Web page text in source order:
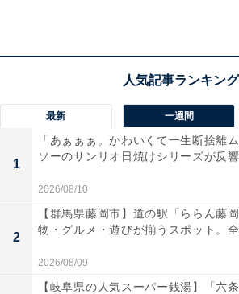
日立のトースターレンジ「MRT-F100
家電が1台にまとまったおかげでキ
り広く使えるようになりました
トーストが外はサクサク中はもち
の食卓がハッピーになります
最新 一週間
1
「あぁぁぁ。かわいくて一生断捨離
ソーのサンリオ日焼けシリーズが反響
2026/08/10
2
【群馬県藤岡市】道の駅「ららん藤
物・グルメ・遊びが揃うスポット。全
2026/08/09
【岐阜県の人気スーパー銭湯】「六